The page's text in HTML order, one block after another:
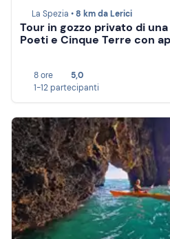
La Spezia •8 km da Lerici
Tour in gozzo privato di
Poeti e Cinque Terre con
8 ore
5,0
1-12 partecipanti